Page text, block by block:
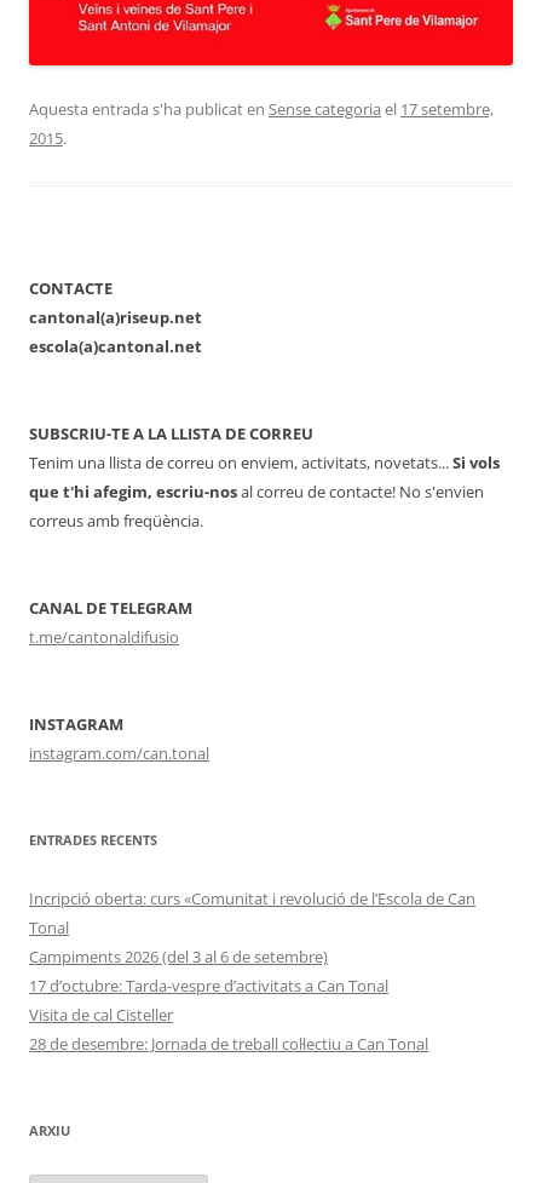
Aquesta entrada s'ha publicat en Sense categoria el 17 setembre,
2015.
CONTACTE
cantonal(a)riseup.net
escola(a)cantonal.net
SUBSCRIU-TE A LA LLISTA DE CORREU
Tenim una llista de correu on enviem, activitats, novetats...Si vols
que t'hi afegim, escriu-nosal correu de contacte! No s'envien
correus amb freqüència.
CANAL DE TELEGRAM
t.me/cantonaldifusio
INSTAGRAM
instagram.com/can.tonal
ENTRADES RECENTS
Incripció oberta: curs «Comunitat i revolució de l’Escola de Can
Tonal
Campiments 2026 (del 3 al 6 de setembre)
17 d’octubre: Tarda-vespre d’activitats a Can Tonal
Visita de cal Cisteller
28 de desembre: Jornada de treball col·lectiu a Can Tonal
ARXIU